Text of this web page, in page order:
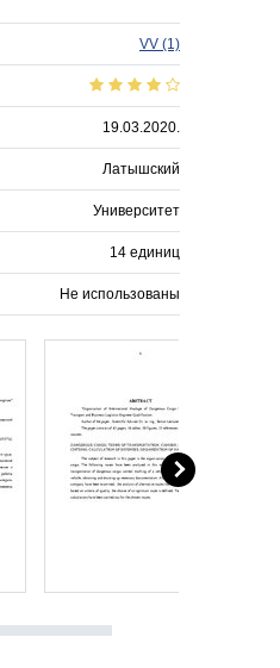
VV (1)
19.03.2020.
Латышский
Университет
14 единиц
Не использованы